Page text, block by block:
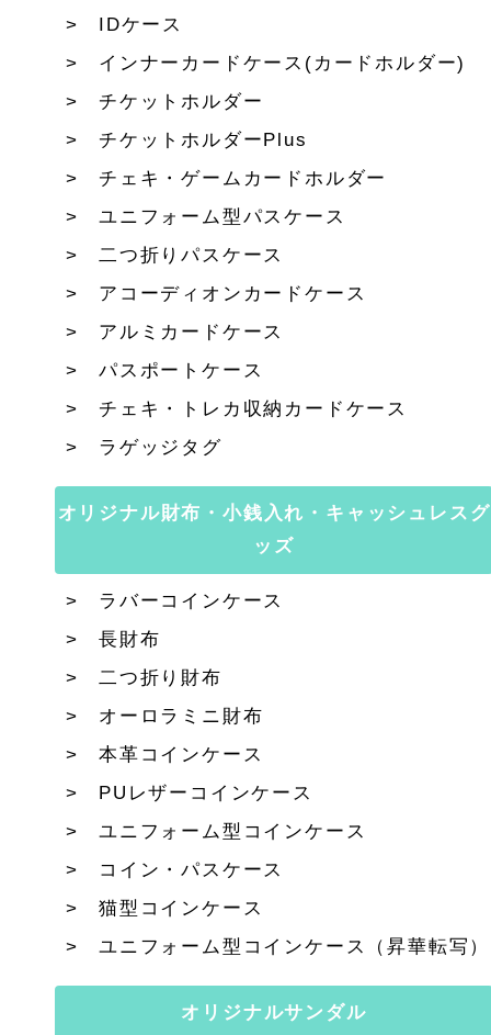
IDケース
インナーカードケース(カードホルダー)
チケットホルダー
チケットホルダーPlus
チェキ・ゲームカードホルダー
ユニフォーム型パスケース
二つ折りパスケース
アコーディオンカードケース
アルミカードケース
パスポートケース
チェキ・トレカ収納カードケース
ラゲッジタグ
オリジナル財布・小銭入れ・キャッシュレスグ
ッズ
ラバーコインケース
長財布
二つ折り財布
オーロラミニ財布
本革コインケース
PUレザーコインケース
ユニフォーム型コインケース
コイン・パスケース
猫型コインケース
ユニフォーム型コインケース（昇華転写）
オリジナルサンダル